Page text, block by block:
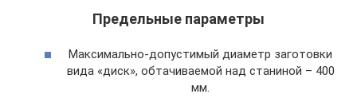
Предельные параметры
Максимально-допустимый диаметр заготовки
вида «диск», обтачиваемой над станиной – 400
мм.